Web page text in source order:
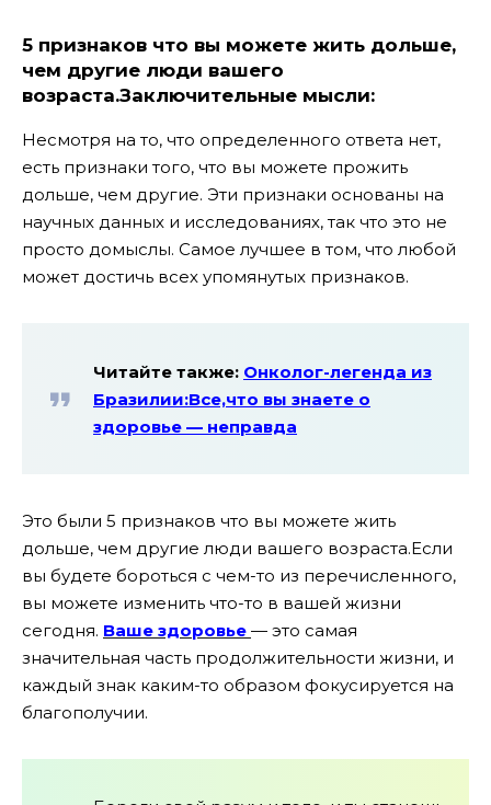
5 признаков что вы можете жить дольше,
чем другие люди вашего
возраста.Заключительные мысли:
Несмотря на то, что определенного ответа нет,
есть признаки того, что вы можете прожить
дольше, чем другие. Эти признаки основаны на
научных данных и исследованиях, так что это не
просто домыслы. Самое лучшее в том, что любой
может достичь всех упомянутых признаков.
Читайте также: Онколог-легенда из
Бразилии:Все,что вы знаете о
здоровье — неправда
Это были 5 признаков что вы можете жить
дольше, чем другие люди вашего возраста.Если
вы будете бороться с чем-то из перечисленного,
вы можете изменить что-то в вашей жизни
сегодня. Ваше здоровье — это самая
значительная часть продолжительности жизни, и
каждый знак каким-то образом фокусируется на
благополучии.